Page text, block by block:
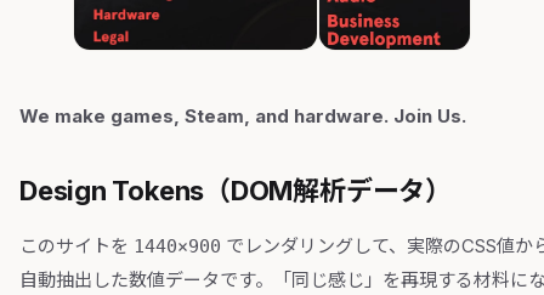
We make games, Steam, and hardware. Join Us.
Design Tokens（DOM解析データ）
このサイトを 1440×900 でレンダリングして、実際のCSS値か
自動抽出した数値データです。「同じ感じ」を再現する材料に